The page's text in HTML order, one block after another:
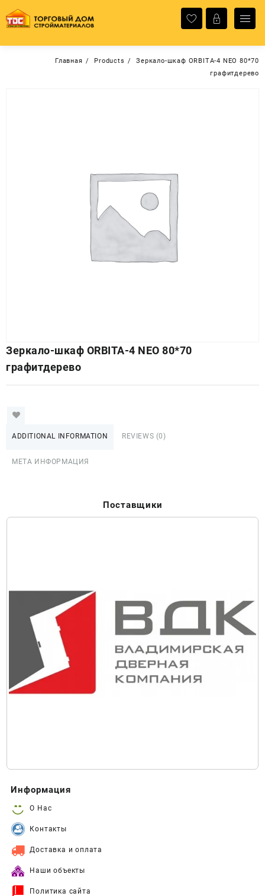
содержимому
Главная Products
Зеркало-шкаф ORBITA-4 NEO 80*70
графитдерево
Зеркало-шкаф ORBITA-4 NEO 80*70
графитдерево
ADDITIONAL INFORMATION REVIEWS (0)
МЕТА ИНФОРМАЦИЯ
Поставщики
Информация
О Нас
Контакты
Доставка и оплата
Наши объекты
Политика сайта